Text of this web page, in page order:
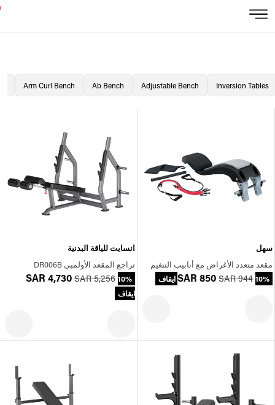
Inversion Tables
Adjustable Bench
Ab Bench
Arm Curl Bench
سهل
مقعد متعدد الأغراض مع أنابيب التنغيم
SAR 850 SAR 944 10% ايقاف
انسايت للياقة البدنية
تراجع المقعد الأولمبي DR006B
SAR 4,730 SAR 5,256 10%
ايقاف